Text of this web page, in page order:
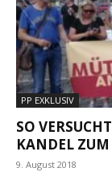
PP EXKLUSIV
SO
KANDEL ZUM
9. August 2018